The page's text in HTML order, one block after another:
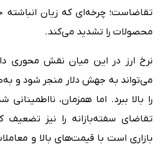
تقاضاست؛ چرخه‌ای که زیان
محصولات را تشدید می‌کند.
نرخ ارز در این میان نقش محوری
می‌تواند به جهش دلار منجر شود و
را بالا ببرد. اما همزمان،
تقاضای سفته‌بازانه را نیز
بازاری است با قیمت‌های بالا و